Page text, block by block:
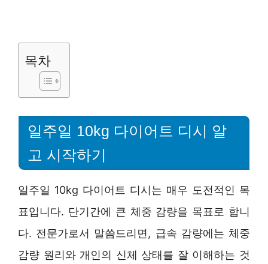
목차
일주일 10kg 다이어트 디시 알
고 시작하기
일주일 10kg 다이어트 디시는 매우 도전적인 목
표입니다. 단기간에 큰 체중 감량을 목표로 합니
다. 전문가로서 말씀드리면, 급속 감량에는 체중
감량 원리와 개인의 신체 상태를 잘 이해하는 것